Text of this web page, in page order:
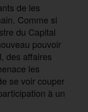
de les
Comme si
du Capital
pouvoir
des affaires
les
se voir couper
à un